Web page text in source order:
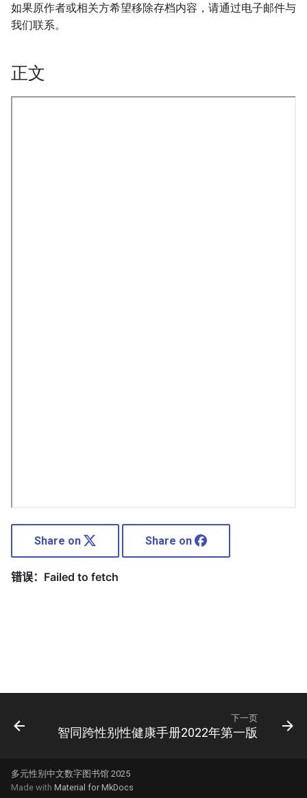
如果原作者或相关方希望移除存档内容，请通过电子邮件与
我们联系。
正文
Share on Share on
下一页
智同跨性别性健康手册2022年第一版
多元性别中文数字图书馆 2025
Made with Material for MkDocs